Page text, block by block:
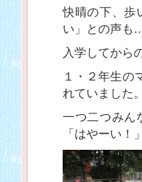
快晴の下、歩
い」との声も
入学してから
１・２年生の
れていました。
一つ二つみん
「はやーい！